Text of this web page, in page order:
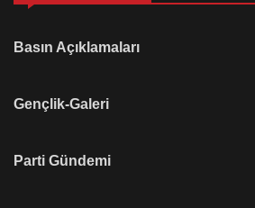
Basın Açıklamaları
Gençlik-Galeri
Parti Gündemi